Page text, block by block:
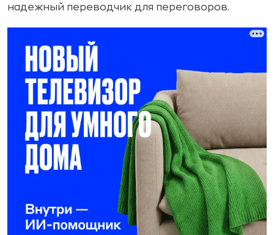
надежный переводчик для переговоров.